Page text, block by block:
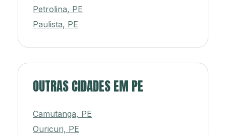
Petrolina, PE
Paulista, PE
OUTRAS CIDADES EM PE
Camutanga, PE
Ouricuri, PE